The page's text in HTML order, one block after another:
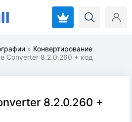
» Конвертирование
Converter 8.2.0.260 + код
8.2.0.260 +